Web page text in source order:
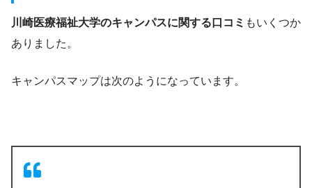
川崎医療福祉大学のキャンパスに関する口コミ もいくつか
ありました。
キャンパスマップは次のようになっています。